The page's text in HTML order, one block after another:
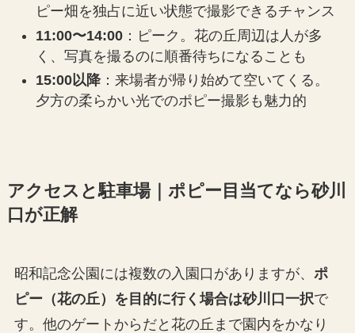
ピー畑を独占に近い状態で撮影できるチャンス
11:00〜14:00：ピーク。花の丘周辺は人が多
く、写真を撮るのに順番待ちになることも
15:00以降：来場者が帰り始めて空いてくる。
夕方の柔らかい光でのポピー撮影も魅力的
アクセスと駐車場｜ポピー目当てなら砂川
口が正解
昭和記念公園には複数の入園口がありますが、 ポ
ピー（花の丘）を目的に行く場合は砂川口一択で
す。他のゲートからだと花の丘まで園内をかなり